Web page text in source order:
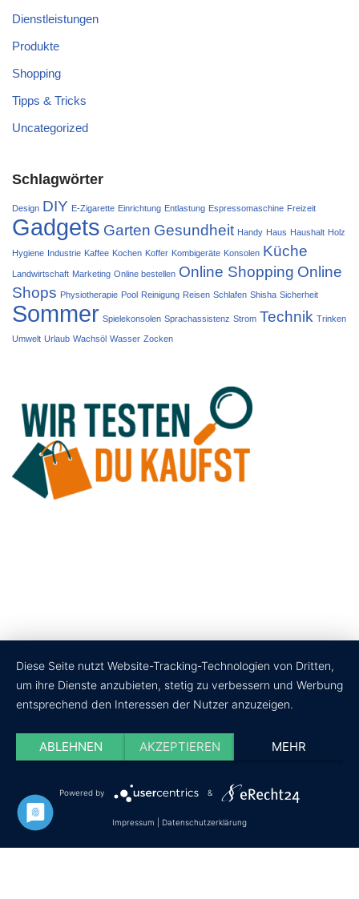
Dienstleistungen
Produkte
Shopping
Tipps & Tricks
Uncategorized
Schlagwörter
Design DIY E-Zigarette Einrichtung Entlastung Espressomaschine Freizeit
Gadgets Garten Gesundheit Handy Haus Haushalt Holz
Hygiene Industrie Kaffee Kochen Koffer Kombigeräte Konsolen Küche
Landwirtschaft Marketing Online bestellen Online Shopping Online
Shops Physiotherapie Pool Reinigung Reisen Schlafen Shisha Sicherheit
Sommer Spielekonsolen Sprachassistenz Strom Technik Trinken
Umwelt Urlaub Wachsöl Wasser Zocken
Datenschutz Impressum Cookie-Einstellungen
© Copyright - wir-testen-du-kaufst.de
Diese Seite nutzt Website-Tracking-Technologien von Dritten,
um ihre Dienste anzubieten, stetig zu verbessern und Werbung
entsprechend den Interessen der Nutzer anzuzeigen.
ABLEHNEN AKZEPTIEREN MEHR
Powered by &
Impressum Datenschutzerklärung